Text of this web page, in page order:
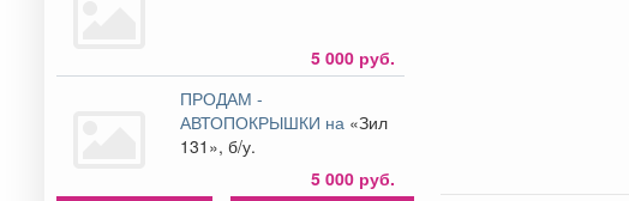
5 000 руб.
ПРОДАМ -
АВТОПОКРЫШКИ на «Зил
131», б/у.
5 000 руб.